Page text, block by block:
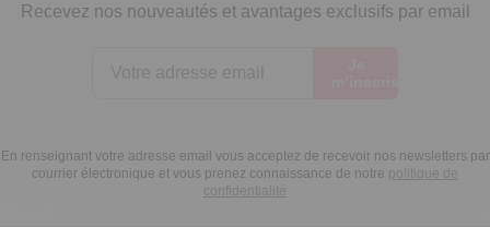
Recevez nos nouveautés et avantages exclusifs par email
En renseignant votre adresse email vous acceptez de recevoir nos newsletters par
courrier électronique et vous prenez connaissance de notre politique de
confidentialité